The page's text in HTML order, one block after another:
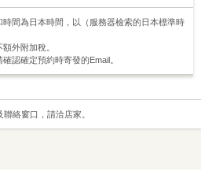
間為日本時間，以（服務器檢索的日本標準時
外附加稅。
認確定預約時寄發的Email。
絡窗口，請洽店家。